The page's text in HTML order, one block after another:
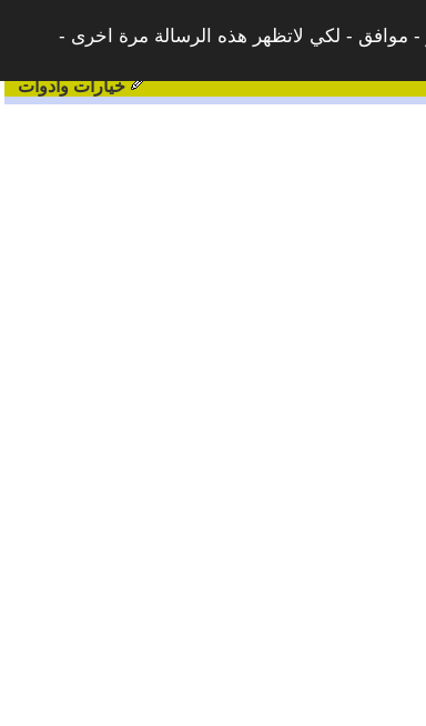
- موافق - لكي لاتظهر هذه الرسالة مرة اخرى -
خيارات وادوات